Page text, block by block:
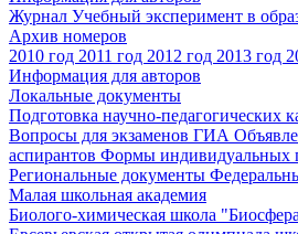
Журнал Учебный эксперимент в
Архив номеров
2010 год 2011 год 2012 год 2013 год
Информация для авторов
Локальные документы
Подготовка научно-педагогических
Вопросы для экзаменов ГИА
аспирантов Формы индивидуальных
Региональные документы
Малая школьная академия
Биолого-химическая школа